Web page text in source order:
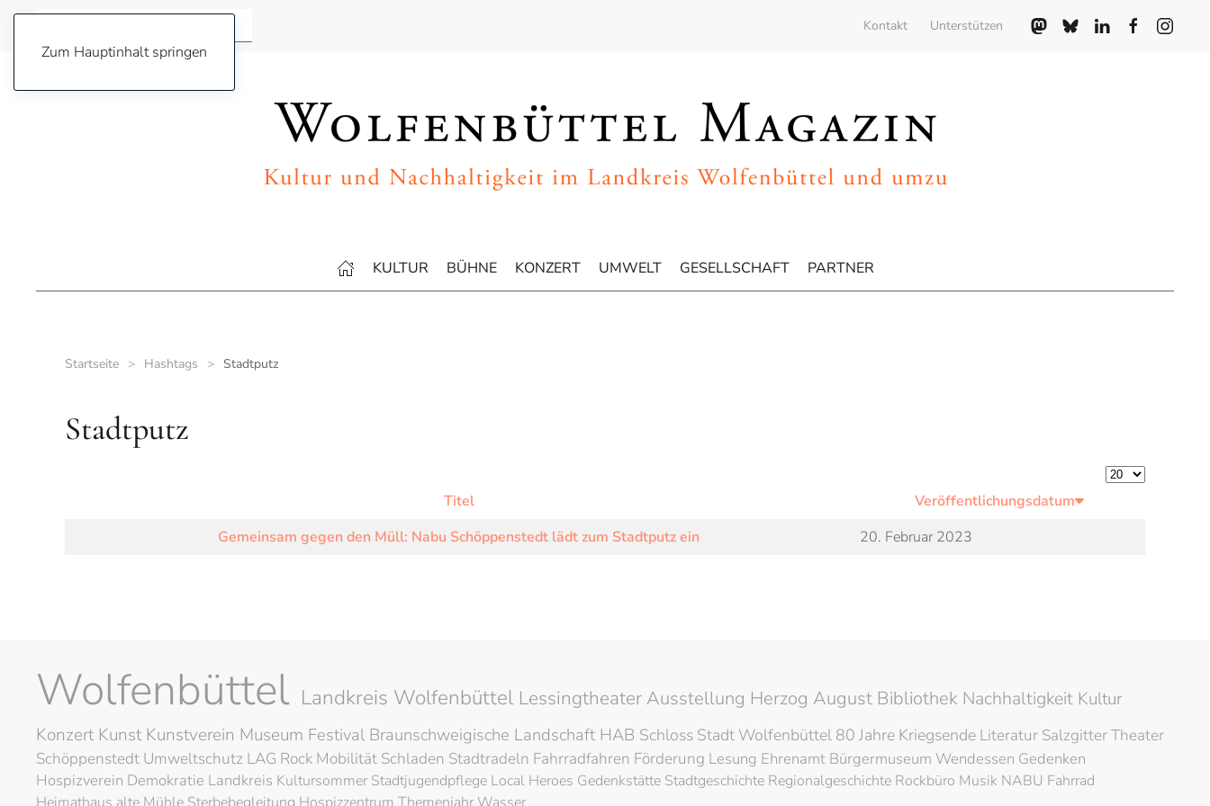
Zum Hauptinhalt springen
Kontakt Unterstützen
KULTUR BÜHNE KONZERT UMWELT GESELLSCHAFT PARTNER
Startseite Hashtags Stadtputz
Stadtputz
Anzeige #
Titel
Veröffentlichungsdatum
Gemeinsam gegen den Müll: Nabu Schöppenstedt lädt zum Stadtputz ein
20. Februar 2023
Wolfenbüttel Landkreis Wolfenbüttel Lessingtheater Ausstellung Herzog August Bibliothek Nachhaltigkeit Kultur
KonzertKunstKunstverein Museum Festival Braunschweigische Landschaft HAB Schloss Stadt Wolfenbüttel 80 Jahre Kriegsende Literatur SalzgitterTheater
Schöppenstedt Umweltschutz LAG Rock Mobilität Schladen Stadtradeln Fahrradfahren Förderung Lesung Ehrenamt Bürgermuseum Wendessen Gedenken
Hospizverein Demokratie Landkreis KultursommerStadtjugendpflege Local Heroes Gedenkstätte Stadtgeschichte Regionalgeschichte Rockbüro Musik NABU Fahrrad